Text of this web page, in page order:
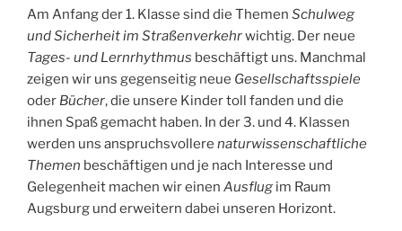
Am Anfang der 1. Klasse sind die Themen Schulweg
und Sicherheit im Straßenverkehrwichtig. Der neue
Tages- und Lernrhythmus beschäftigt uns. Manchmal
zeigen wir uns gegenseitig neue Gesellschaftsspiele
oder Bücher, die unsere Kinder toll fanden und die
ihnen Spaß gemacht haben. In der 3. und 4. Klassen
werden uns anspruchsvollere naturwissenschaftliche
Themen beschäftigen und je nach Interesse und
Gelegenheit machen wir einen Ausflug im Raum
Augsburg und erweitern dabei unseren Horizont.